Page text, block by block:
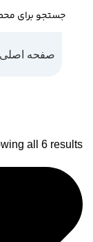
صفحه اصلی
all 6 results